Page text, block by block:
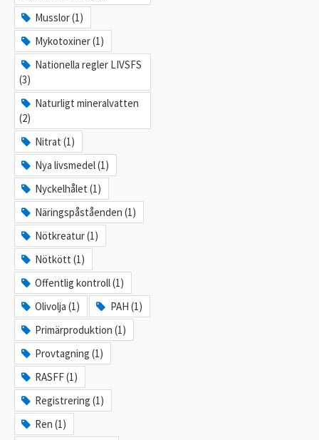
Musslor (1)
Mykotoxiner (1)
Nationella regler LIVSFS
(3)
Naturligt mineralvatten
(2)
Nitrat (1)
Nya livsmedel (1)
Nyckelhålet (1)
Näringspåståenden (1)
Nötkreatur (1)
Nötkött (1)
Offentlig kontroll (1)
Olivolja (1)
PAH (1)
Primärproduktion (1)
Provtagning (1)
RASFF (1)
Registrering (1)
Ren (1)